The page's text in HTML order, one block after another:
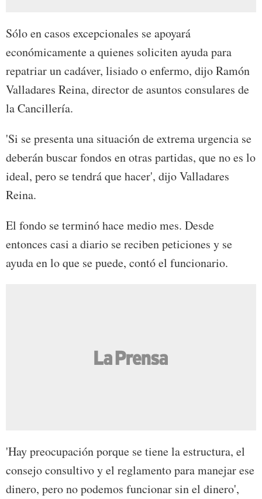
Sólo en casos excepcionales se apoyará
económicamente a quienes soliciten ayuda para
repatriar un cadáver, lisiado o enfermo, dijo Ramón
Valladares Reina, director de asuntos consulares de
la Cancillería.
'Si se presenta una situación de extrema urgencia se
deberán buscar fondos en otras partidas, que no es lo
ideal, pero se tendrá que hacer', dijo Valladares
Reina.
El fondo se terminó hace medio mes. Desde
entonces casi a diario se reciben peticiones y se
ayuda en lo que se puede, contó el funcionario.
'Hay preocupación porque se tiene la estructura, el
consejo consultivo y el reglamento para manejar ese
dinero, pero no podemos funcionar sin el dinero',